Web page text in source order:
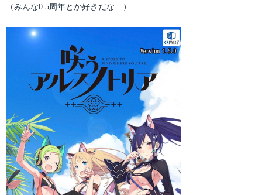
（みんな0.5周年とか好きだな…）